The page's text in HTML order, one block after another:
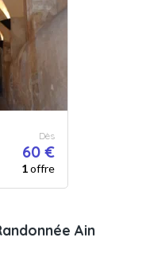
Dès
60 €
1offre
Ain